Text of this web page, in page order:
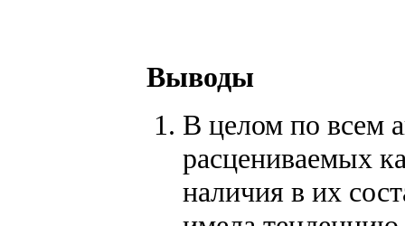
Выводы
В целом по всем
расцениваемых
наличия в их